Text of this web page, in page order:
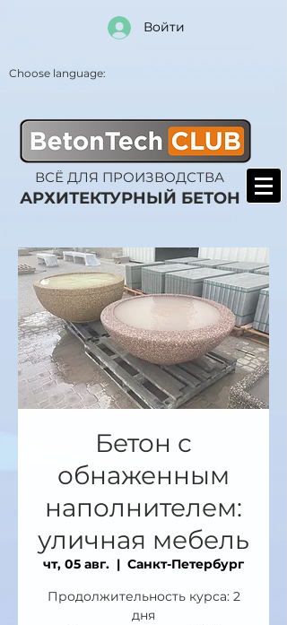
Войти
Choose language:
АРХИТЕКТУРНЫЙ БЕТОН
ВСЁ ДЛЯ ПРОИЗВОДСТВА
Бетон с
обнаженным
наполнителем:
уличная мебель
чт, 05 авг.
  |
Санкт-Петербург
Продолжительность курса: 2
дня